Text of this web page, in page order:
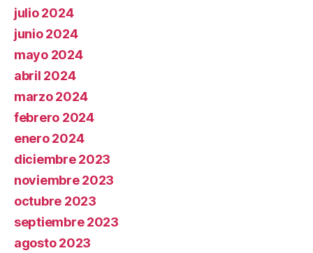
julio 2024
junio 2024
mayo 2024
abril 2024
marzo 2024
febrero 2024
enero 2024
diciembre 2023
noviembre 2023
octubre 2023
septiembre 2023
agosto 2023